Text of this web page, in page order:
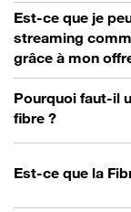
Est-ce que je
streaming
grâce à mon
Pourquoi faut-il
fibre ?
Est-ce que la